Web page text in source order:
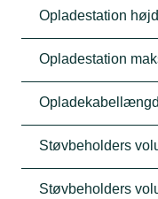
Opladestation
Opladestation
Støvbeholders
Støvbeholders